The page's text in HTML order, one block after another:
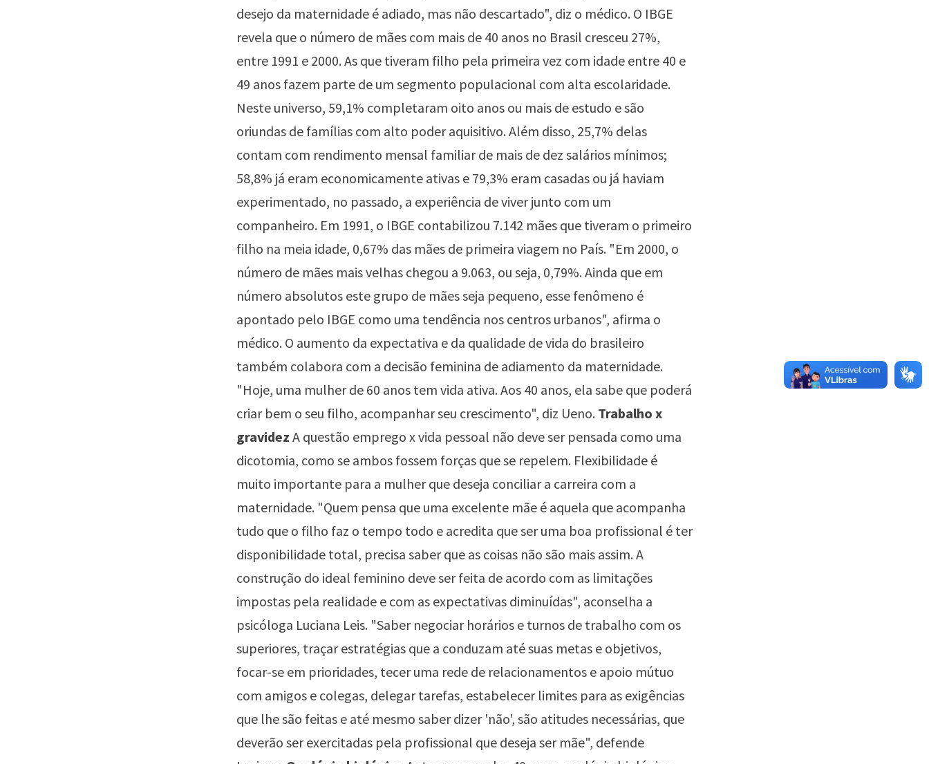
desejo da maternidade é adiado, mas não descartado", diz o médico. O IBGE
revela que o número de mães com mais de 40 anos no Brasil cresceu 27%,
entre 1991 e 2000. As que tiveram filho pela primeira vez com idade entre 40 e
49 anos fazem parte de um segmento populacional com alta escolaridade.
Neste universo, 59,1% completaram oito anos ou mais de estudo e são
oriundas de famílias com alto poder aquisitivo. Além disso, 25,7% delas
contam com rendimento mensal familiar de mais de dez salários mínimos;
58,8% já eram economicamente ativas e 79,3% eram casadas ou já haviam
experimentado, no passado, a experiência de viver junto com um
companheiro. Em 1991, o IBGE contabilizou 7.142 mães que tiveram o primeiro
filho na meia idade, 0,67% das mães de primeira viagem no País. "Em 2000, o
número de mães mais velhas chegou a 9.063, ou seja, 0,79%. Ainda que em
número absolutos este grupo de mães seja pequeno, esse fenômeno é
apontado pelo IBGE como uma tendência nos centros urbanos", afirma o
médico. O aumento da expectativa e da qualidade de vida do brasileiro
também colabora com a decisão feminina de adiamento da maternidade.
"Hoje, uma mulher de 60 anos tem vida ativa. Aos 40 anos, ela sabe que poderá
criar bem o seu filho, acompanhar seu crescimento", diz Ueno. Trabalho x
gravidez A questão emprego x vida pessoal não deve ser pensada como uma
dicotomia, como se ambos fossem forças que se repelem. Flexibilidade é
muito importante para a mulher que deseja conciliar a carreira com a
maternidade. "Quem pensa que uma excelente mãe é aquela que acompanha
tudo que o filho faz o tempo todo e acredita que ser uma boa profissional é ter
disponibilidade total, precisa saber que as coisas não são mais assim. A
construção do ideal feminino deve ser feita de acordo com as limitações
impostas pela realidade e com as expectativas diminuídas", aconselha a
psicóloga Luciana Leis. "Saber negociar horários e turnos de trabalho com os
superiores, traçar estratégias que a conduzam até suas metas e objetivos,
focar-se em prioridades, tecer uma rede de relacionamentos e apoio mútuo
com amigos e colegas, delegar tarefas, estabelecer limites para as exigências
que lhe são feitas e até mesmo saber dizer 'não', são atitudes necessárias, que
deverão ser exercitadas pela profissional que deseja ser mãe", defende